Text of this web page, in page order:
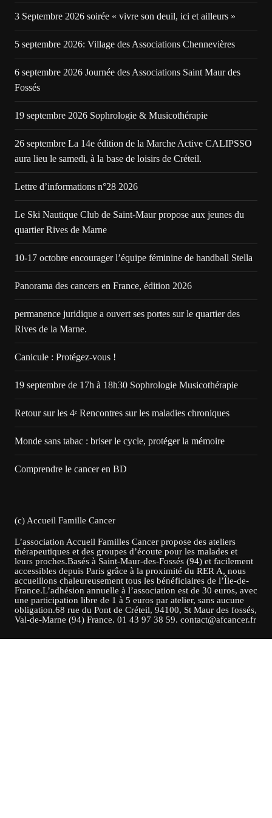
3 Septembre 2026 soirée « vivre son deuil, ici et ailleurs »
5 septembre 2026: Village des Associations Chennevières
6 septembre 2026 Journée des Associations Saint Maur des
Fossés
19 septembre 2026 Sophrologie & Musicothérapie
26 septembre La 14e édition de la Marche Active CALIPSSO
aura lieu le samedi, à la base de loisirs de Créteil.
Lettre d’informations n°28 2026
Le Ski Nautique Club de Saint-Maur propose aux jeunes du
quartier Rives de Marne
10-17 octobre encourager l’équipe féminine de handball Stella
Panorama des cancers en France, édition 2026
permanence juridique a ouvert ses portes sur le quartier des
Rives de la Marne.
Canicule : Protégez-vous !
19 septembre de 17h à 18h30 Sophrologie Musicothérapie
Retour sur les 4ᵉ Rencontres sur les maladies chroniques
Monde sans tabac : briser le cycle, protéger la mémoire
Comprendre le cancer en BD
(c) Accueil Famille Cancer
L’association Accueil Familles Cancer propose des ateliers
thérapeutiques et des groupes d’écoute pour les malades et
leurs proches.Basés à Saint-Maur-des-Fossés (94) et facilement
accessibles depuis Paris grâce à la proximité du RER A, nous
accueillons chaleureusement tous les bénéficiaires de l’Île-de-
France.L’adhésion annuelle à l’association est de 30 euros, avec
une participation libre de 1 à 5 euros par atelier, sans aucune
obligation.68 rue du Pont de Créteil, 94100, St Maur des fossés,
Val-de-Marne (94) France. 01 43 97 38 59. contact@afcancer.fr